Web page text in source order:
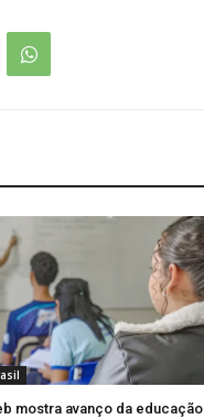
mostra avanço da educação